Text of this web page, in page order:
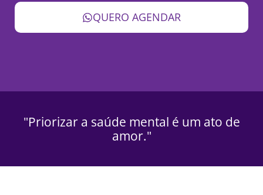
QUERO AGENDAR
"Priorizar a saúde mental é um ato de
amor."